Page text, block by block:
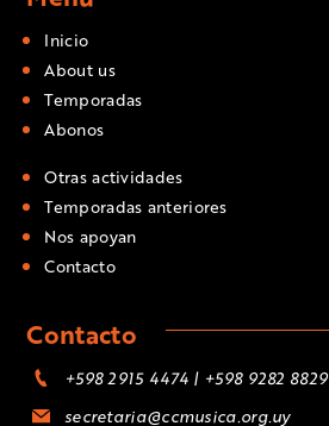
Inicio
About us
Temporadas
Abonos
Otras actividades
Temporadas anteriores
Nos apoyan
Contacto
Contacto
+598 2915 4474 | +598 9282 8829
secretaria@ccmusica.org.uy